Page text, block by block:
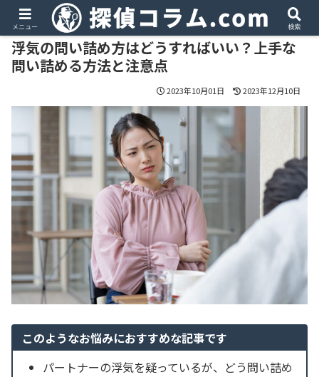
PR
浮気の問い詰め方はどうすればいい？上手な
問い詰める方法と注意点
2023年10月01日 2023年12月10日
このようなお悩みにおすすめな記事です
パートナーの浮気を疑っているが、どう問い詰め
メニュー 検索